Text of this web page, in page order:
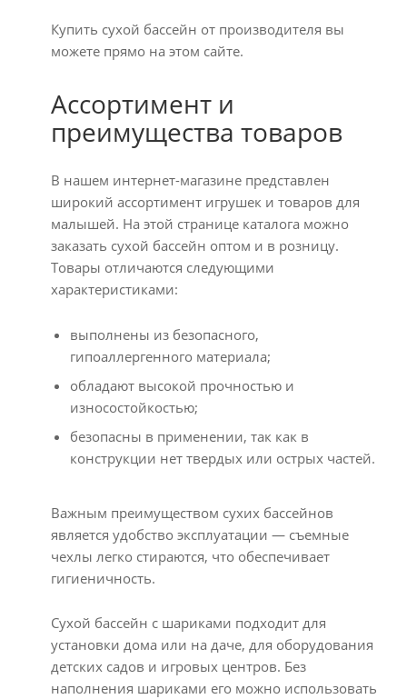
Купить сухой бассейн от производителя вы
можете прямо на этом сайте.
Ассортимент и
преимущества товаров
В нашем интернет-магазине представлен
широкий ассортимент игрушек и товаров для
малышей. На этой странице каталога можно
заказать сухой бассейн оптом и в розницу.
Товары отличаются следующими
характеристиками:
выполнены из безопасного,
гипоаллергенного материала;
обладают высокой прочностью и
износостойкостью;
безопасны в применении, так как в
конструкции нет твердых или острых частей.
Важным преимуществом сухих бассейнов
является удобство эксплуатации — съемные
чехлы легко стираются, что обеспечивает
гигиеничность.
Сухой бассейн с шариками подходит для
установки дома или на даче, для оборудования
детских садов и игровых центров. Без
наполнения шариками его можно использовать